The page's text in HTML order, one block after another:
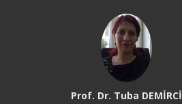
Prof. Dr. Tuba DEMİRCİ